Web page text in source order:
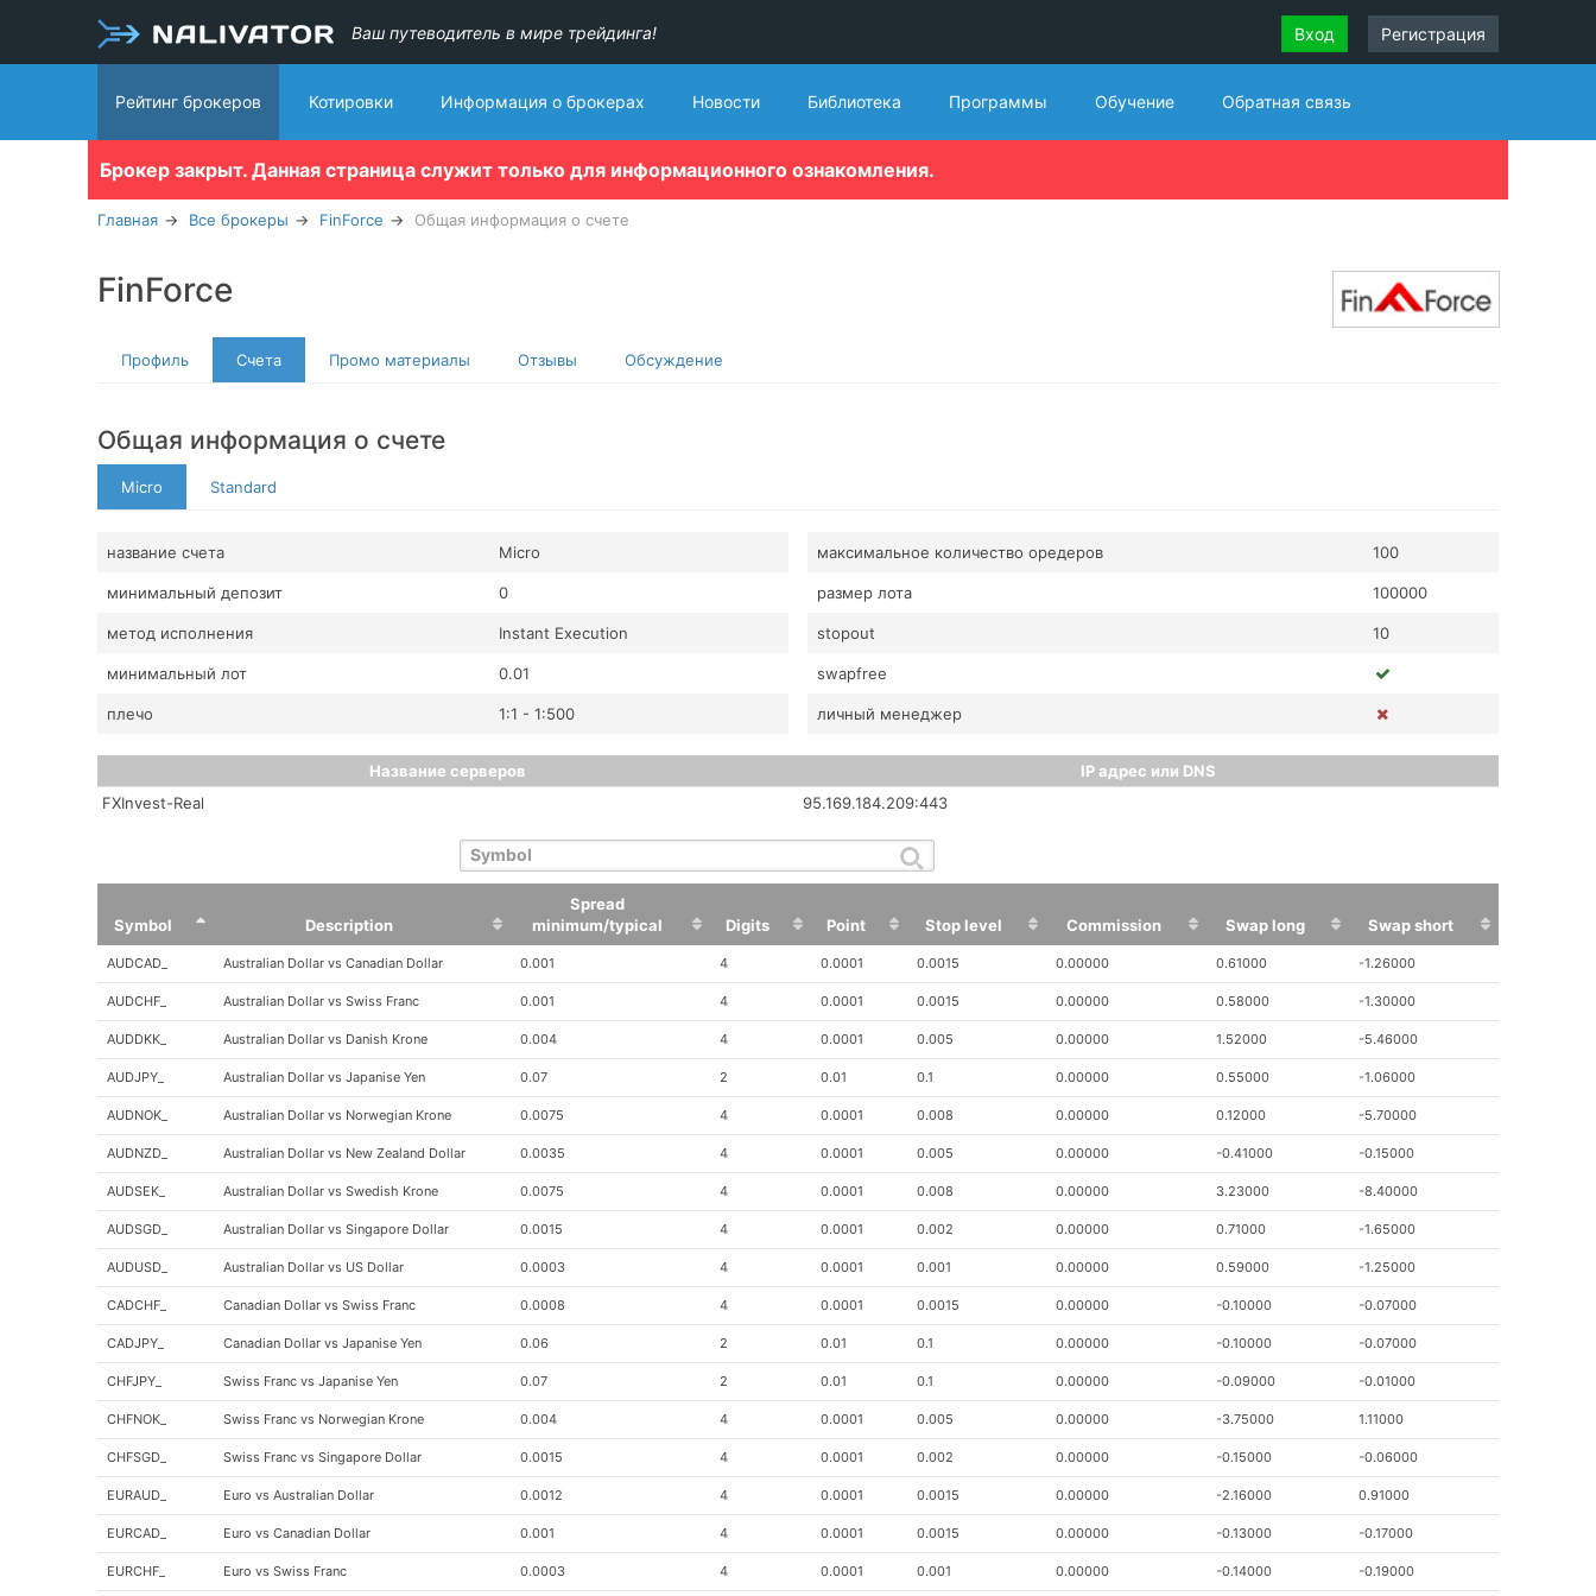
Ваш путеводитель в мире трейдинга! Вход Регистрация
Рейтинг брокеров Котировки Информация о брокерах Новости Библиотека Программы Обучение Обратная связь
Брокер закрыт. Данная страница служит только для информационного ознакомления.
Главная Все брокеры FinForce Общая информация о счете
FinForce
Профиль Счета Промо материалы Отзывы Обсуждение
Общая информация о счете
Micro Standard
название счета Micro
минимальный депозит 0
метод исполнения Instant Execution
минимальный лот 0.01
плечо 1:1 - 1:500
максимальное количество оредеров 100
размер лота 100000
stopout 10
swapfree
личный менеджер
Название серверов
IP адрес или DNS
FXInvest-Real
95.169.184.209:443
Symbol Description
Spread
minimum/typical
Digits Point Stop level Commission Swap long
Swap short
Symbol
Description Digits Point Stop level Commission Swap long Swap short
AUDCAD_ Australian Dollar vs Canadian Dollar 0.001 4 0.0001 0.0015 0.00000 0.61000 -1.26000
AUDCHF_ Australian Dollar vs Swiss Franc 0.001 4 0.0001 0.0015 0.00000 0.58000 -1.30000
AUDDKK_ Australian Dollar vs Danish Krone 0.004 4 0.0001 0.005 0.00000 1.52000 -5.46000
AUDJPY_ Australian Dollar vs Japanise Yen 0.07 2 0.01 0.1 0.00000 0.55000 -1.06000
AUDNOK_ Australian Dollar vs Norwegian Krone 0.0075 4 0.0001 0.008 0.00000 0.12000 -5.70000
AUDNZD_ Australian Dollar vs New Zealand Dollar 0.0035 4 0.0001 0.005 0.00000 -0.41000 -0.15000
AUDSEK_ Australian Dollar vs Swedish Krone 0.0075 4 0.0001 0.008 0.00000 3.23000 -8.40000
AUDSGD_ Australian Dollar vs Singapore Dollar 0.0015 4 0.0001 0.002 0.00000 0.71000 -1.65000
AUDUSD_ Australian Dollar vs US Dollar 0.0003 4 0.0001 0.001 0.00000 0.59000 -1.25000
CADCHF_ Canadian Dollar vs Swiss Franc 0.0008 4 0.0001 0.0015 0.00000 -0.10000 -0.07000
CADJPY_ Canadian Dollar vs Japanise Yen 0.06 2 0.01 0.1 0.00000 -0.10000 -0.07000
CHFJPY_ Swiss Franc vs Japanise Yen 0.07 2 0.01 0.1 0.00000 -0.09000 -0.01000
CHFNOK_ Swiss Franc vs Norwegian Krone 0.004 4 0.0001 0.005 0.00000 -3.75000 1.11000
CHFSGD_ Swiss Franc vs Singapore Dollar 0.0015 4 0.0001 0.002 0.00000 -0.15000 -0.06000
EURAUD_ Euro vs Australian Dollar 0.0012 4 0.0001 0.0015 0.00000 -2.16000 0.91000
EURCAD_ Euro vs Canadian Dollar 0.001 4 0.0001 0.0015 0.00000 -0.13000 -0.17000
EURCHF_ Euro vs Swiss Franc 0.0003 4 0.0001 0.001 0.00000 -0.14000 -0.19000